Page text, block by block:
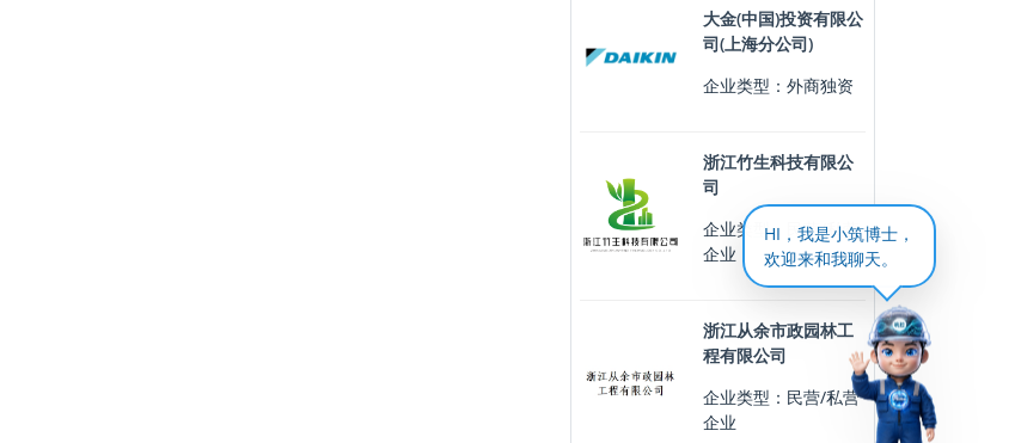
HI，我是小筑博士，
欢迎来和我聊天。
大金(中国)投资有限公
司(上海分公司)
企业类型：外商独资
浙江竹生科技有限公
司
企业类型：民营/私营
企业
浙江从余市政园林工
程有限公司
企业类型：民营/私营
企业